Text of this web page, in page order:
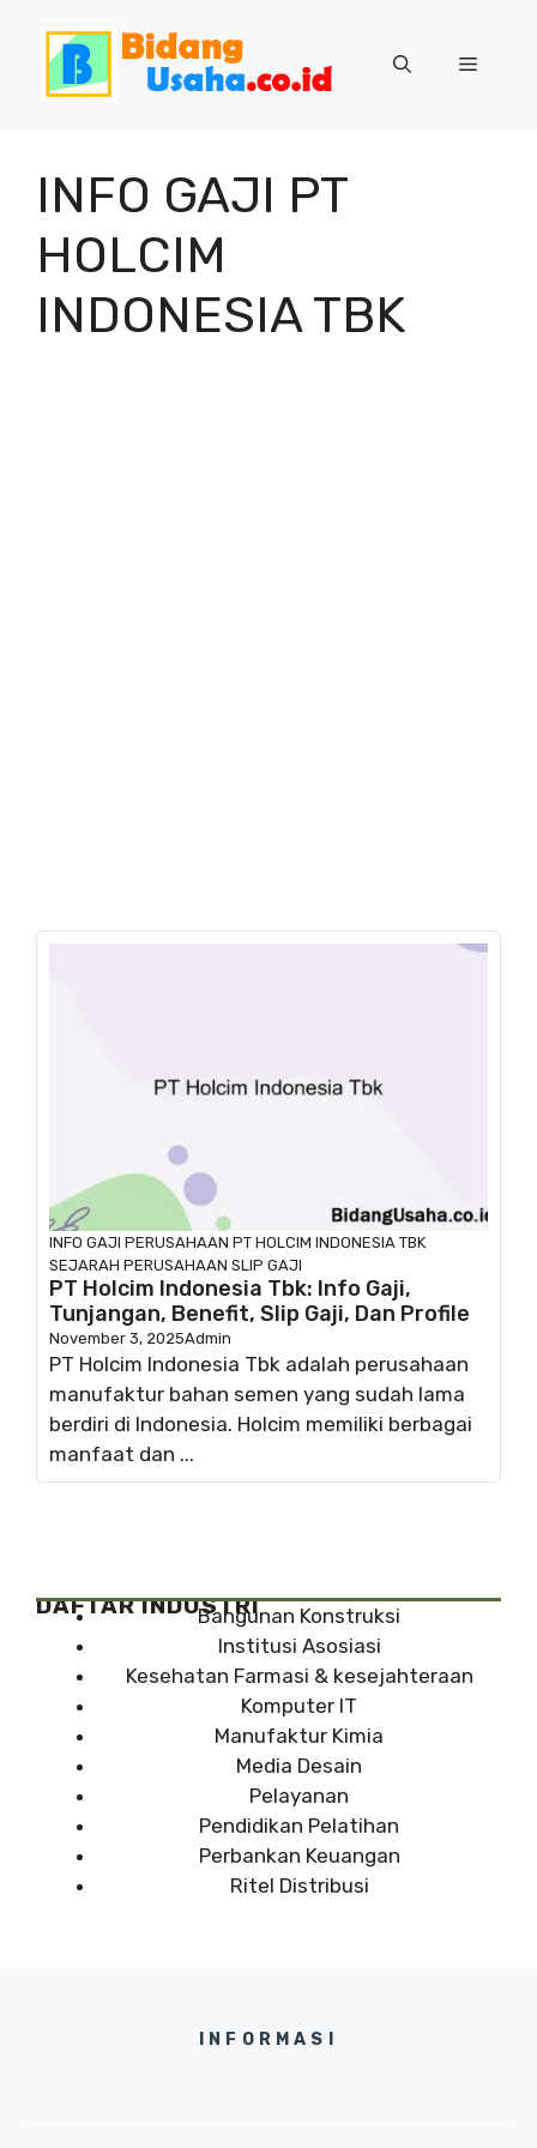
Menu
INFO GAJI PT
HOLCIM
INDONESIA TBK
INFO GAJI PERUSAHAAN PT HOLCIM INDONESIA TBK
SEJARAH PERUSAHAAN SLIP GAJI
PT Holcim Indonesia Tbk: Info Gaji,
Tunjangan, Benefit, Slip Gaji, Dan Profile
November 3, 2025Admin
PT Holcim Indonesia Tbk adalah perusahaan
manufaktur bahan semen yang sudah lama
berdiri di Indonesia. Holcim memiliki berbagai
manfaat dan ...
DAFTAR INDUSTRIBangunan Konstruksi
Institusi Asosiasi
Kesehatan Farmasi & kesejahteraan
Komputer IT
Manufaktur Kimia
Media Desain
Pelayanan
Pendidikan Pelatihan
Perbankan Keuangan
Ritel Distribusi
INFORMASI